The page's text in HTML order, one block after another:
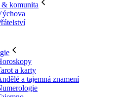
komunita
a karty
a tajemná znamení